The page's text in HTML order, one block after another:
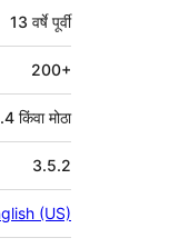
13 वर्षेपूर्वी
200+
किंवा मोठा
3.5.2
(US)